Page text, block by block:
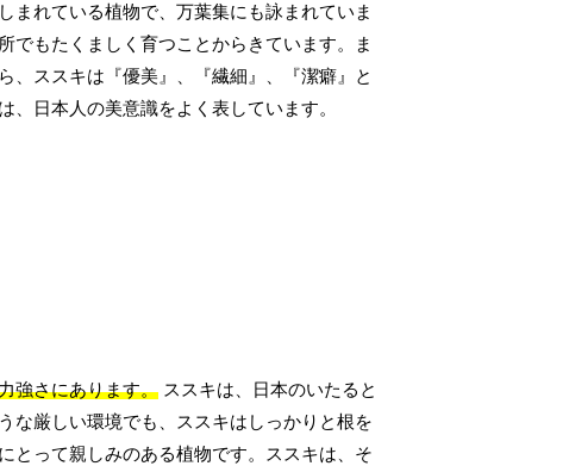
まれている植物で、万葉集にも詠まれていま
でもたくましく育つことからきています。ま
、ススキは『優美』、『繊細』、『潔癖』と
日本人の美意識をよく表しています。
強さにあります。 ススキは、日本のいたると
な厳しい環境でも、ススキはしっかりと根を
とって親しみのある植物です。ススキは、そ